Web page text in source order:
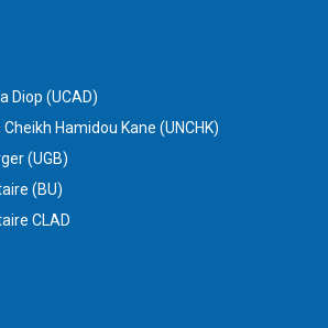
Diop (UCAD)
Hamidou Kane (UNCHK)
(UGB)
(BU)
CLAD